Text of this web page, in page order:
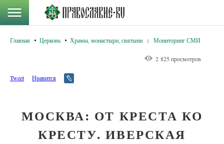
Главная Церковь Храмы, монастыри, святыни : Мониторинг СМИ
2 825 просмотров
Tweet Нравится
МОСКВА: ОТ КРЕСТА КО
КРЕСТУ. ИВЕРСКАЯ